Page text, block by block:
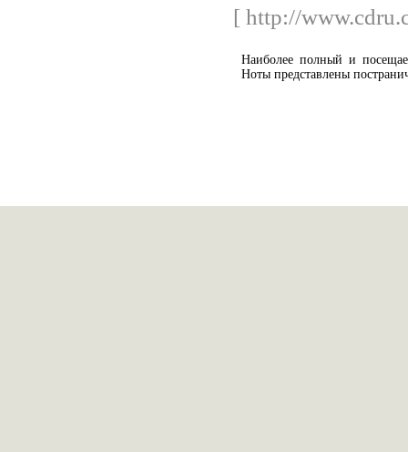
[ http://
Наиболее полный и
Ноты представлены